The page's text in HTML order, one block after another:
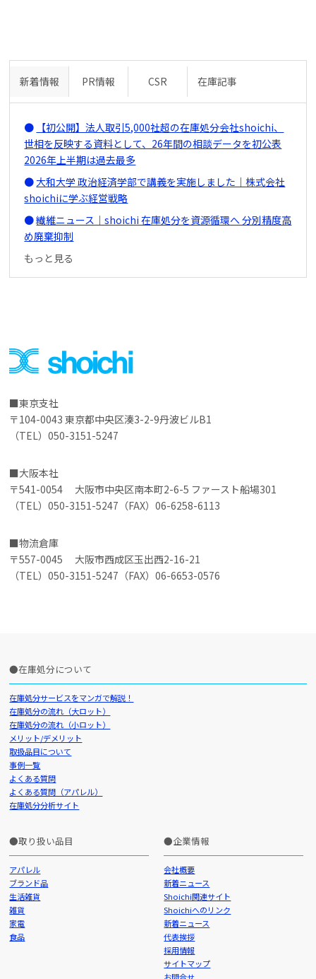
新着情報 PR情報 CSR 在庫記事
【初公開】法人取引5,000社超の在庫処分会社shoichi、
世相を反映する資料として、26年間の相談データを初公表
2026年上半期は過去最多
大和大学 政治経済学部で講義を実施しました｜株式会社
shoichiに学ぶ経営戦略
繊維ニュース｜shoichi 在庫処分を資源循環へ 分別精度高
め廃棄抑制
もっと見る
東京支社
〒104-0043 東京都中央区湊3-2-9丹波ビルB1
（TEL）050-3151-5247
大阪本社
〒541-0054 大阪市中央区南本町2-6-5 ファースト船場301
（TEL）050-3151-5247（FAX）06-6258-6113
物流倉庫
〒557-0045 大阪市西成区玉出西2-16-21
（TEL）050-3151-5247（FAX）06-6653-0576
在庫処分について
在庫処分サービスをマンガで解説！
在庫処分の流れ（大ロット）
在庫処分の流れ（小ロット）
メリット/デメリット
取扱品目について
事例一覧
よくある質問
よくある質問（アパレル）
在庫処分分析サイト
取り扱い品目
アパレル
ブランド品
生活雑貨
雑貨
家電
食品
企業情報
会社概要
新着ニュース
Shoichi関連サイト
Shoichiへのリンク
新着ニュース
代表挨拶
採用情報
サイトマップ
お問合せ